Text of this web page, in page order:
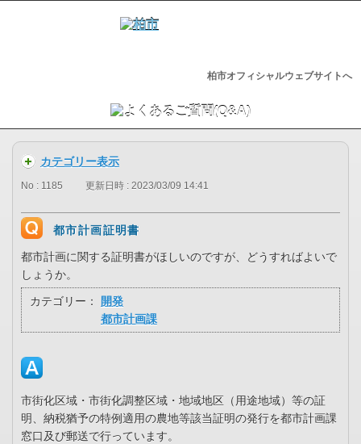
柏市オフィシャルウェブサイトへ
カテゴリー表示
No : 1185 更新日時 : 2023/03/09 14:41
都市計画証明書
都市計画に関する証明書がほしいのですが、どうすればよいで
しょうか。
カテゴリー：
開発
都市計画課
市街化区域・市街化調整区域・地域地区（用途地域）等の証
明、納税猶予の特例適用の農地等該当証明の発行を都市計画課
窓口及び郵送で行っています。